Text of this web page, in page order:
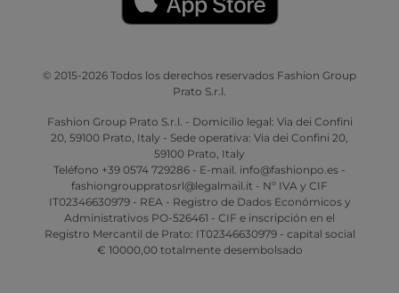
© 2015-2026 Todos los derechos reservados Fashion Group
Prato S.r.l.
Fashion Group Prato S.r.l. - Domicilio legal: Via dei Confini
20, 59100 Prato, Italy - Sede operativa: Via dei Confini 20,
59100 Prato, Italy
Teléfono +39 0574 729286 - E-mail. info@fashionpo.es -
fashiongrouppratosrl@legalmail.it - Nº IVA y CIF
IT02346630979 - REA - Registro de Dados Económicos y
Administrativos PO-526461 - CIF e inscripción en el
Registro Mercantil de Prato: IT02346630979 - capital social
€ 10000,00 totalmente desembolsado